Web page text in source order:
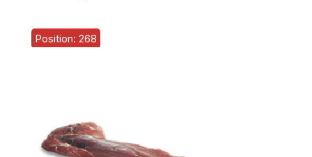
Position: 268